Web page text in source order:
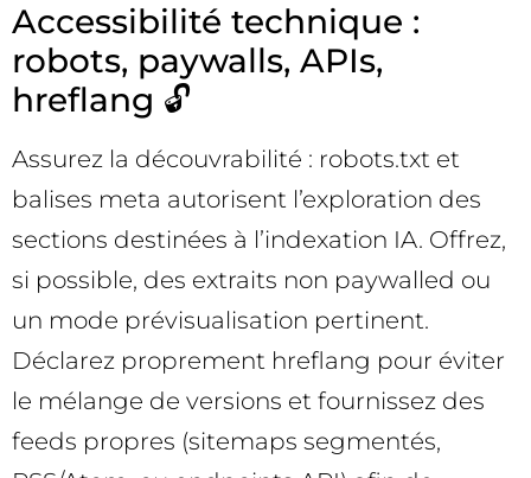
Accessibilité technique :
robots, paywalls, APIs,
hreflang 🔓
Assurez la découvrabilité : robots.txt et
balises meta autorisent l’exploration des
sections destinées à l’indexation IA. Offrez,
si possible, des extraits non paywalled ou
un mode prévisualisation pertinent.
Déclarez proprement hreflang pour éviter
le mélange de versions et fournissez des
feeds propres (sitemaps segmentés,